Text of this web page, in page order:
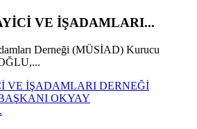
VE İŞADAMLARI...
Derneği (MÜSİAD) Kurucu
VE İŞADAMLARI DERNEĞİ
OKYAY